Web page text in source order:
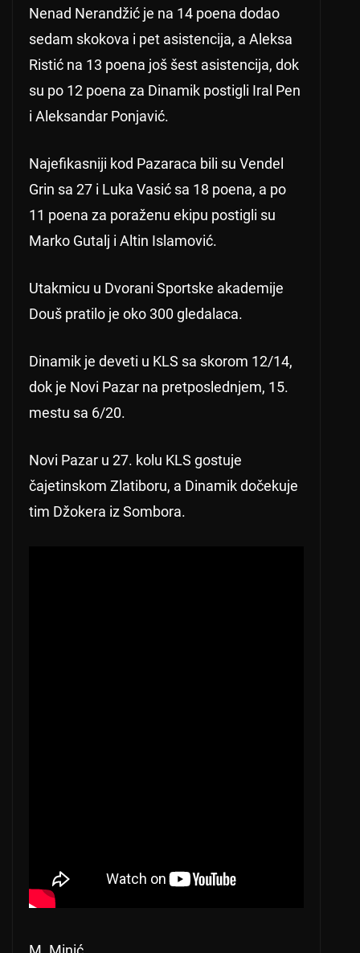
Nenad Nerandžić je na 14 poena dodao
sedam skokova i pet asistencija, a Aleksa
Ristić na 13 poena još šest asistencija, dok
su po 12 poena za Dinamik postigli Iral Pen
i Aleksandar Ponjavić.
Najefikasniji kod Pazaraca bili su Vendel
Grin sa 27 i Luka Vasić sa 18 poena, a po
11 poena za poraženu ekipu postigli su
Marko Gutalj i Altin Islamović.
Utakmicu u Dvorani Sportske akademije
Douš pratilo je oko 300 gledalaca.
Dinamik je deveti u KLS sa skorom 12/14,
dok je Novi Pazar na pretposlednjem, 15.
mestu sa 6/20.
Novi Pazar u 27. kolu KLS gostuje
čajetinskom Zlatiboru, a Dinamik dočekuje
tim Džokera iz Sombora.